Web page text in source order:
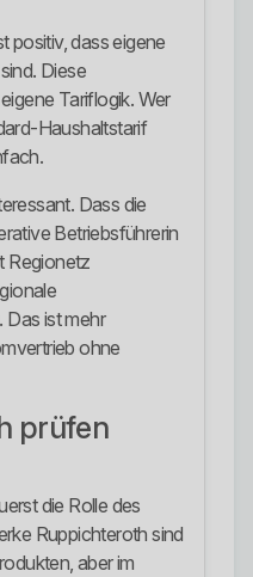
positiv, dass eigene
Diese
Tariflogik. Wer
Haushaltstarif
Dass die
Betriebsführerin
Regionetz
ist mehr
ohne
prüfen
die Rolle des
Ruppichteroth sind
aber im